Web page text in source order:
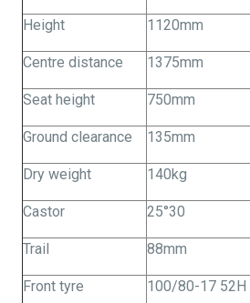
Height 1120mm
Centre distance 1375mm
Seat height 750mm
Ground clearance 135mm
Dry weight 140kg
Castor 25°30
Trail 88mm
Front tyre 100/80-17 52H